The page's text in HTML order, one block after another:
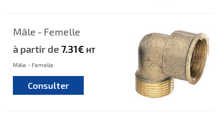
Mâle - Femelle
à partir de 7.31€ HT
Mâle - Femelle.
Consulter